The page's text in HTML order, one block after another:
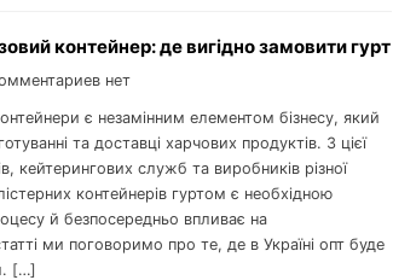
контейнер: де вигідно замовити гурт
нет
є незамінним елементом бізнесу, який
та доставці харчових продуктів. З цієї
кейтерингових служб та виробників різної
контейнерів гуртом є необхідною
й безпосередньо впливає на
ми поговоримо про те, де в Україні опт буде
[…]